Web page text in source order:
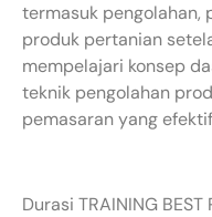
termasuk pengolahan,
produk pertanian
mempelajari konsep
teknik pengolahan
pemasaran yang
Durasi TRAINING BEST